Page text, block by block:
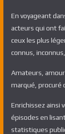
En voyageant
acteurs qui ont
ceux les plus
connus,
Amateurs,
marqué, procuré
Enrichissez ainsi
épisodes en
statistiques